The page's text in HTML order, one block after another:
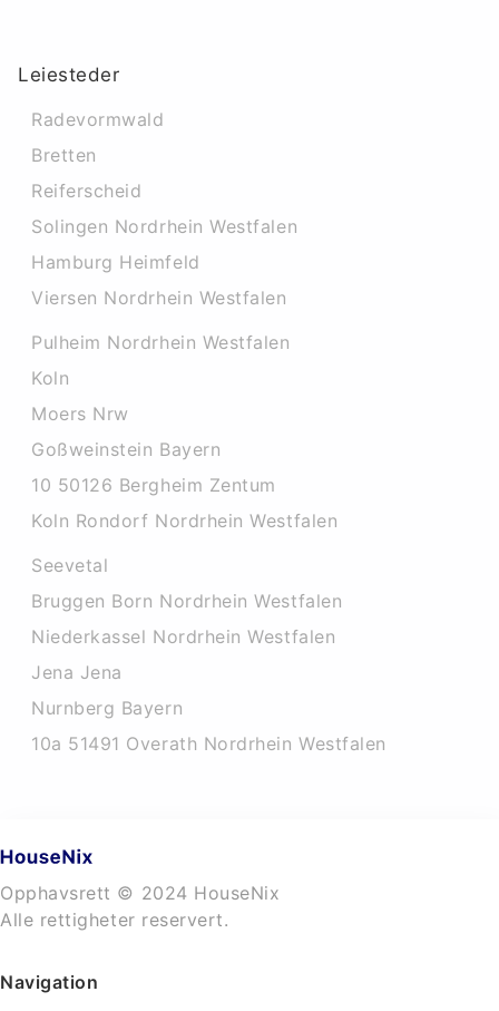
Leiesteder
Radevormwald
Bretten
Reiferscheid
Solingen Nordrhein Westfalen
Hamburg Heimfeld
Viersen Nordrhein Westfalen
Pulheim Nordrhein Westfalen
Koln
Moers Nrw
Goßweinstein Bayern
10 50126 Bergheim Zentum
Koln Rondorf Nordrhein Westfalen
Seevetal
Bruggen Born Nordrhein Westfalen
Niederkassel Nordrhein Westfalen
Jena Jena
Nurnberg Bayern
10a 51491 Overath Nordrhein Westfalen
Opphavsrett © 2024 HouseNix
Alle rettigheter reservert.
Navigation